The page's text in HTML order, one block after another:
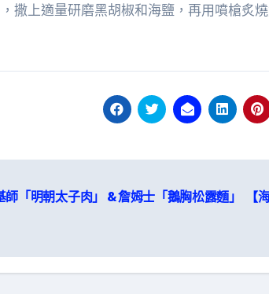
撒上適量研磨黑胡椒和海鹽，再用噴槍炙
「明朝太子肉」 & 詹姆士「鵝胸松露麵」
【